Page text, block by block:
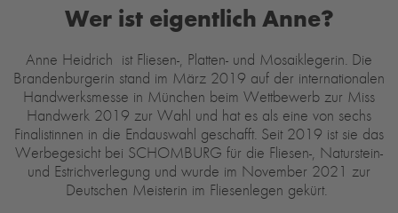
Wer ist eigentlich Anne?
Anne Heidrich ist Fliesen-, Platten- und Mosaiklegerin. Die
Brandenburgerin stand im März 2019 auf der internationalen
Handwerksmesse in München beim Wettbewerb zur Miss
Handwerk 2019 zur Wahl und hat es als eine von sechs
Finalistinnen in die Endauswahl geschafft. Seit 2019 ist sie das
Werbegesicht bei SCHOMBURG für die Fliesen-, Naturstein-
und Estrichverlegung und wurde im November 2021 zur
Deutschen Meisterin im Fliesenlegen gekürt.